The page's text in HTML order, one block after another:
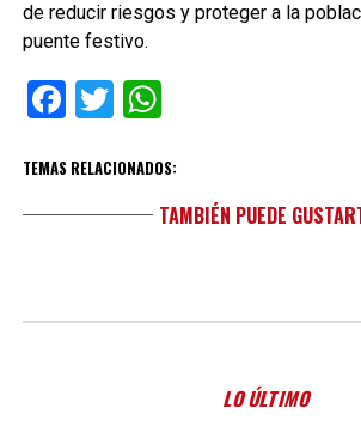
de reducir riesgos y proteger a la
puente festivo.
Facebook
TwitterWhatsApp
TEMAS RELACIONADOS:
TAMBIÉN PUEDE
LO ÚLTIMO